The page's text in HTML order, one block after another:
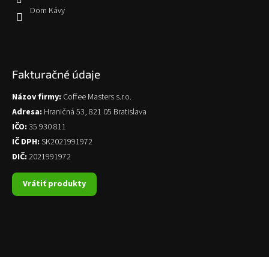
Dom Kávy
Fakturačné údaje
Názov firmy: Coffee Masters s.r.o.
Adresa: Hraničná 53, 821 05 Bratislava
IČO: 35 930 811
IČ DPH: SK2021991972
DIČ: 2021991972
Vrátiť produkty